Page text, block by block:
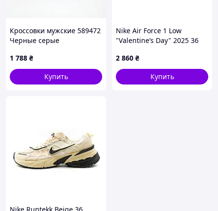
Кроссовки мужские 589472
Черные серые
1 788 ₴
Купить
Nike Air Force 1 Low
"Valentine’s Day" 2025 36
2 860 ₴
Купить